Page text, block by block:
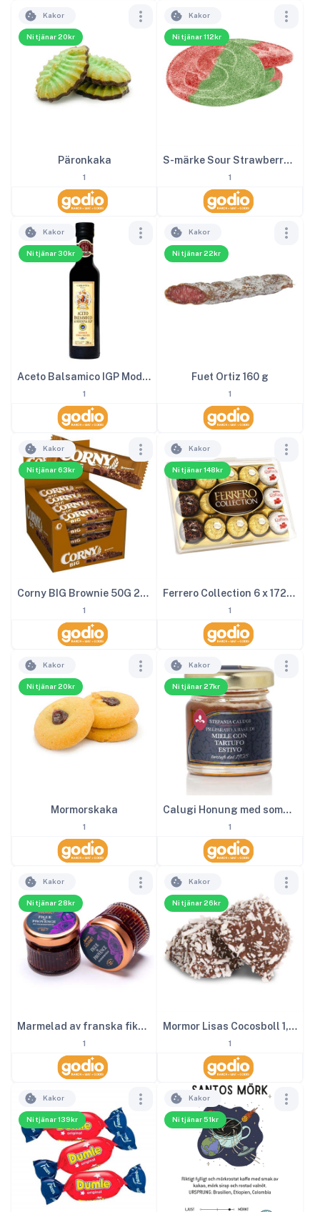
Ni tjänar 20kr
Kakor
Päronkaka
1
Ni tjänar 112kr
Kakor
S-märke Sour Strawberry 4kg
1
Ni tjänar 30kr
Kakor
Aceto Balsamico IGP Modena 2
1
Ni tjänar 22kr
Kakor
Fuet Ortiz 160 g
1
Ni tjänar 63kr
Kakor
Corny BIG Brownie 50G 24st
1
Ni tjänar 148kr
Kakor
Ferrero Collection 6 x 172g 1kg
1
Ni tjänar 20kr
Kakor
Mormorskaka
1
Ni tjänar 27kr
Kakor
Calugi Honung med sommartryffel 40 g
1
Ni tjänar 28kr
Kakor
Marmelad av franska fikon 28 g
1
Ni tjänar 26kr
Kakor
Mormor Lisas Cocosboll 1,6kg
1
Ni tjänar 139kr
Kakor
Ni tjänar 51kr
Kakor